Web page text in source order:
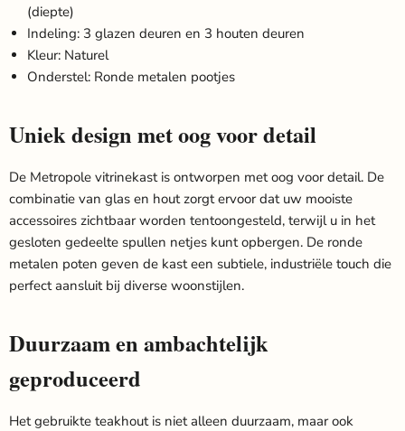
(diepte)
Indeling: 3 glazen deuren en 3 houten deuren
Kleur: Naturel
Onderstel: Ronde metalen pootjes
Uniek design met oog voor detail
De Metropole vitrinekast is ontworpen met oog voor detail. De
combinatie van glas en hout zorgt ervoor dat uw mooiste
accessoires zichtbaar worden tentoongesteld, terwijl u in het
gesloten gedeelte spullen netjes kunt opbergen. De ronde
metalen poten geven de kast een subtiele, industriële touch die
perfect aansluit bij diverse woonstijlen.
Duurzaam en ambachtelijk
geproduceerd
Het gebruikte teakhout is niet alleen duurzaam, maar ook